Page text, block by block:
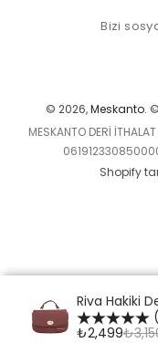
Bizi
© 2026,Meskanto.
MESKANTO DERİ
Shopify
yöntemleri
Riva Hakiki
₺2,499